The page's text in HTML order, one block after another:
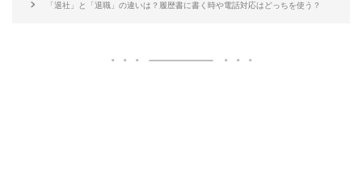
「退社」と「退職」の違いは？履歴書に書く時や電話対応はどっちを使う？